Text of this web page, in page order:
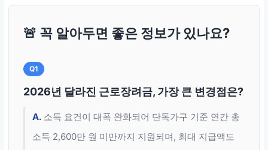
🚨 꼭 알아두면 좋은 정보가 있나요?
Q1
2026년 달라진 근로장려금, 가장 큰 변경점은?
A. 소득 요건이 대폭 완화되어 단독가구 기준 연간 총
소득 2,600만 원 미만까지 지원되며, 최대 지급액도